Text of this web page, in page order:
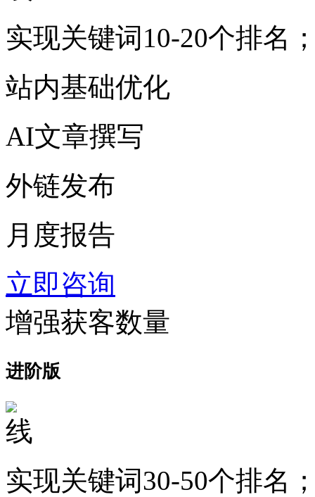
实现关键词10-20个排名
站内基础优化
AI文章撰写
外链发布
月度报告
立即咨询
增强获客数量
进阶版
实现关键词30-50个排名